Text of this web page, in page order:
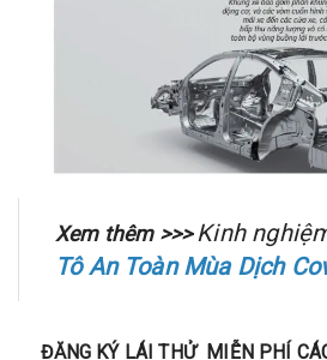
Xem thêm >>>Kinh
Tô An Toàn Mùa Dịch
ĐĂNG KÝ LÁI THỬ MIỄN PHÍ